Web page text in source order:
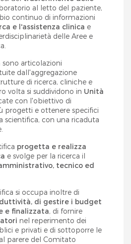
al letto del paziente,
continuo di informazioni
e l'assistenza clinica e
delle Aree e
sono articolazioni
dall'aggregazione
di ricerca, cliniche e
volta si suddividono in Unità
con l'obiettivo di
progetti e ottenere specifici
scientifica, con una ricaduta
progetta e realizza
e svolge per la ricerca il
tecnico ed
si occupa inoltre di
di gestire i budget
e finalizzata, di fornire
nel reperimento dei
e privati ​​e di sottoporre le
parere del Comitato